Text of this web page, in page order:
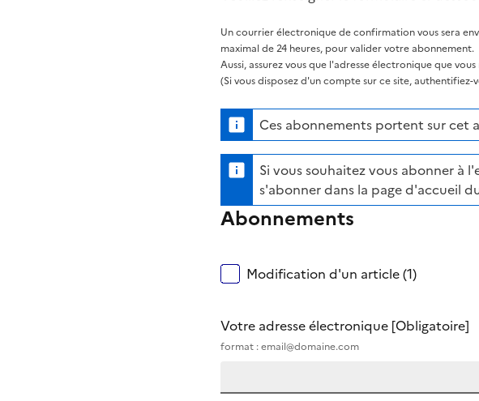
Un courrier électronique de confirmation vous sera
maximal de 24 heures, pour valider votre abonnement.
Aussi, assurez vous que l'adresse électronique que
(Si vous disposez d'un compte sur ce site,
Ces abonnements portent sur cet
Si vous souhaitez vous abonner à
s'abonner dans la page d'accueil
Abonnements
Modification d'un article (1)
Votre adresse électronique [Obligatoire]
format : email@domaine.com